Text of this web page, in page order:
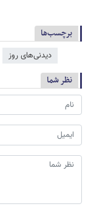
برچسب‌ها
دیدنی‌های روز
نظر شما